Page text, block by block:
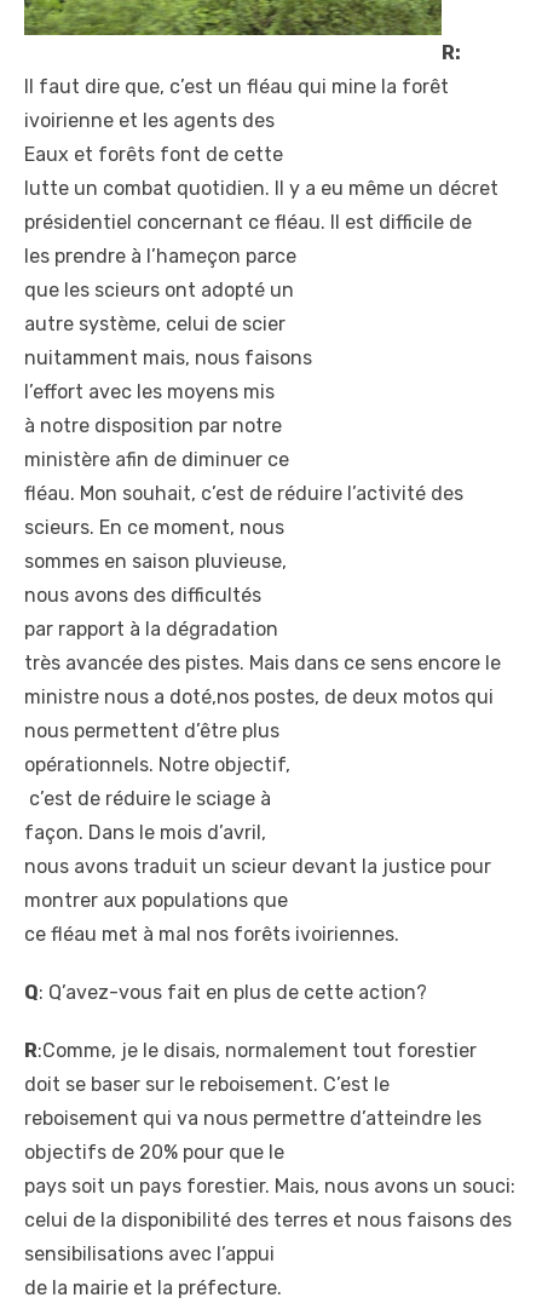
R:
Il faut dire que, c’est un fléau qui mine la forêt
ivoirienne et les agents des
Eaux et forêts font de cette
lutte un combat quotidien. Il y a eu même un décret
présidentiel concernant ce fléau. Il est difficile de
les prendre à l’hameçon parce
que les scieurs ont adopté un
autre système, celui de scier
nuitamment mais, nous faisons
l’effort avec les moyens mis
à notre disposition par notre
ministère afin de diminuer ce
fléau. Mon souhait, c’est de réduire l’activité des
scieurs. En ce moment, nous
sommes en saison pluvieuse,
nous avons des difficultés
par rapport à la dégradation
très avancée des pistes. Mais dans ce sens encore le
ministre nous a doté,nos postes, de deux motos qui
nous permettent d’être plus
opérationnels. Notre objectif,
c’est de réduire le sciage à
façon. Dans le mois d’avril,
nous avons traduit un scieur devant la justice pour
montrer aux populations que
ce fléau met à mal nos forêts ivoiriennes.
Q: Q’avez-vous fait en plus de cette action?
R:Comme, je le disais, normalement tout forestier
doit se baser sur le reboisement. C’est le
reboisement qui va nous permettre d’atteindre les
objectifs de 20% pour que le
pays soit un pays forestier. Mais, nous avons un souci:
celui de la disponibilité des terres et nous faisons des
sensibilisations avec l’appui
de la mairie et la préfecture.